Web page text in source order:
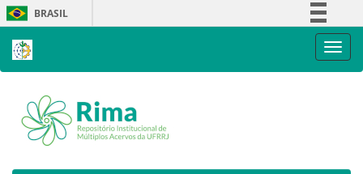
Skip
navigation
BRASIL